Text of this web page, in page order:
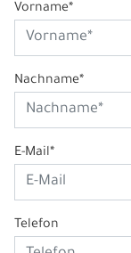
Vorname*
Nachname*
E-Mail*
Telefon